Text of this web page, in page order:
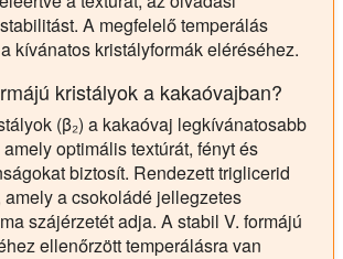
A megfelelő temperálás
kívánatos kristályformák eléréséhez.
kristályok a kakaóvajban?
(β₂) a kakaóvaj legkívánatosabb
optimális textúrát, fényt és
biztosít. Rendezett triglicerid
a csokoládé jellegzetes
szájérzetét adja. A stabil V. formájú
ellenőrzött temperálásra van